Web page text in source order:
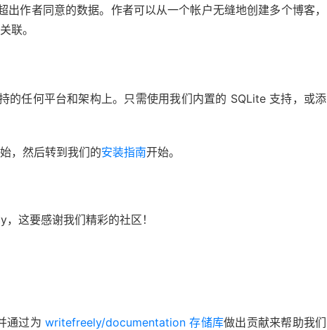
作者同意的数据。作者可以从一个帐户无缝地创建多个博客，
联。
的任何平台和架构上。只需使用我们内置的 SQLite 支持，或添
，然后转到我们的安装指南开始。
这要感谢我们精彩的社区！
通过为 writefreely/documentation 存储库做出贡献来帮助我们